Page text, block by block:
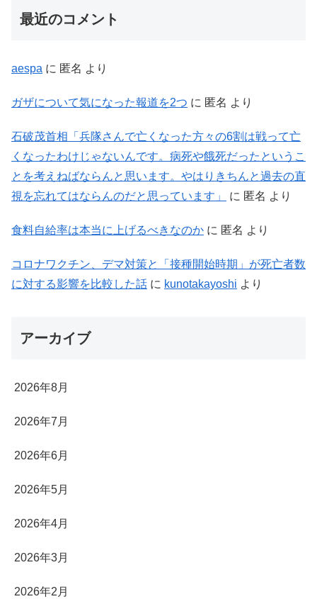
最近のコメント
aespa に 匿名 より
ガザについて気になった報道を2つ に 匿名 より
石破茂首相「兵隊さんで亡くなった方々の6割は戦って亡
くなったわけじゃないんです。病死や餓死だったというこ
とを考えねばならんと思います。やはりきちんと過去の直
視を忘れてはならんのだと思っています」
に 匿名 より
食料自給率は本当に上げるべきなのか に 匿名 より
コロナワクチン、デマ対策と「接種開始時期」が死亡者数
に対する影響を比較した話 に kunotakayoshi より
アーカイブ
2026年8月
2026年7月
2026年6月
2026年5月
2026年4月
2026年3月
2026年2月